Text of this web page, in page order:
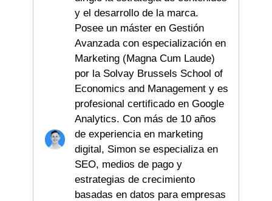
y el desarrollo de la marca.
Posee un máster en Gestión
Avanzada con especialización en
Marketing (Magna Cum Laude)
por la Solvay Brussels School of
Economics and Management y es
profesional certificado en Google
Analytics. Con más de 10 años
de experiencia en marketing
digital, Simon se especializa en
SEO, medios de pago y
estrategias de crecimiento
basadas en datos para empresas